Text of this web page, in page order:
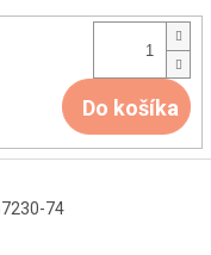
Do košíka
74